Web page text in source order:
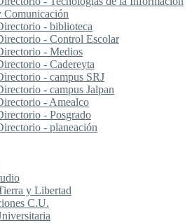
Comunicación
- biblioteca
- Control Escolar
- Medios
- Cadereyta
- campus SRJ
- campus Jalpan
- Amealco
- Posgrado
- planeación
y Libertad
C.U.